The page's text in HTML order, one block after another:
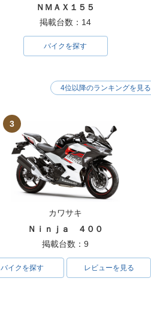
ＮＭＡＸ１５５
掲載台数：14
バイクを探す
3
カワサキ
Ｎｉｎｊａ ４００
掲載台数：9
バイクを探す レビューを見る
4位以降のランキングを見る